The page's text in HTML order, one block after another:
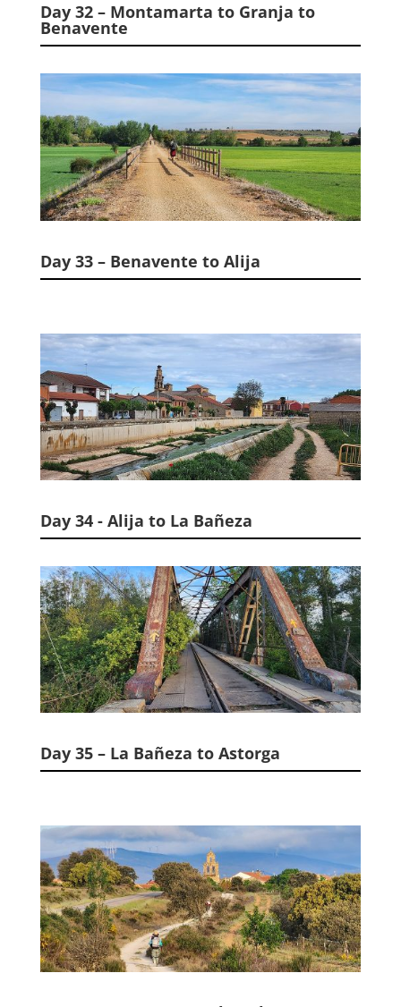
Day 32 – Montamarta to Granja to
Benavente
Day 33 – Benavente to Alija
Day 34 - Alija to La Bañeza
Day 35 – La Bañeza to Astorga